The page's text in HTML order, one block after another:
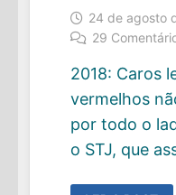
24 de agosto
29
2018: Caros
vermelhos
por todo o
o STJ, que
MAIS